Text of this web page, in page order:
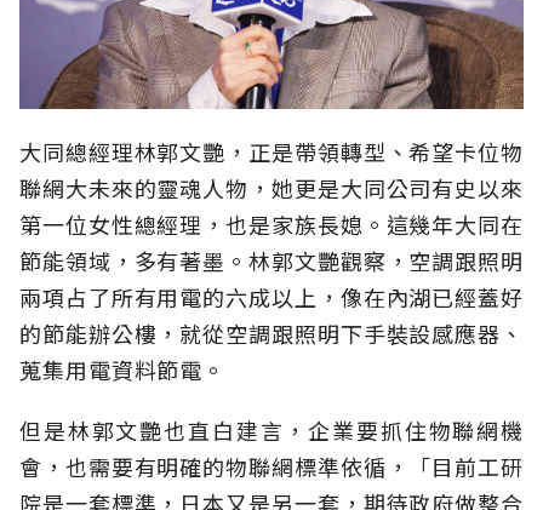
大同總經理林郭文艷，正是帶領轉型、希望卡位物
聯網大未來的靈魂人物，她更是大同公司有史以來
第一位女性總經理，也是家族長媳。這幾年大同在
節能領域，多有著墨。林郭文艷觀察，空調跟照明
兩項占了所有用電的六成以上，像在內湖已經蓋好
的節能辦公樓，就從空調跟照明下手裝設感應器、
蒐集用電資料節電。
但是林郭文艷也直白建言，企業要抓住物聯網機
會，也需要有明確的物聯網標準依循，「目前工研
院是一套標準，日本又是另一套，期待政府做整合